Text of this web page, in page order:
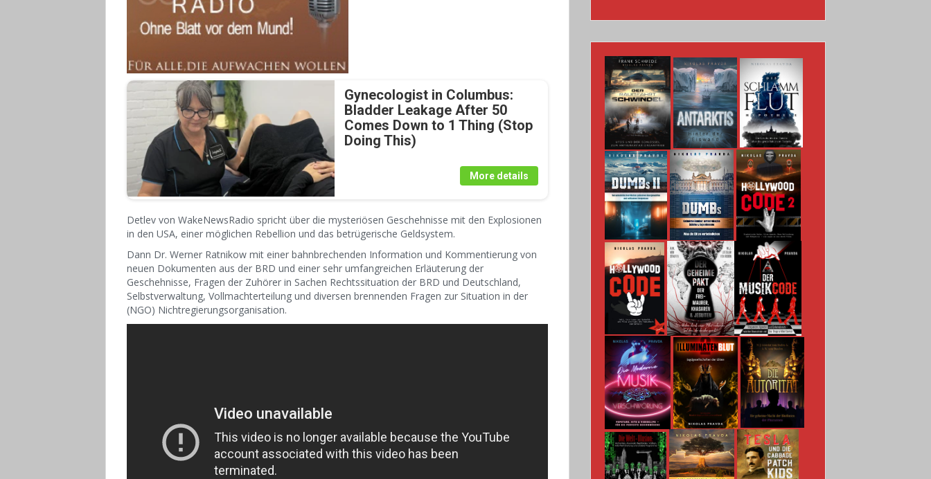
Gynecologist in Columbus:
Bladder Leakage After 50
Comes Down to 1 Thing (Stop
Doing This)
More details
Detlev von WakeNewsRadio spricht über die mysteriösen Geschehnisse mit den Explosionen
in den USA, einer möglichen Rebellion und das betrügerische Geldsystem.
Dann Dr. Werner Ratnikow mit einer bahnbrechenden Information und Kommentierung von
neuen Dokumenten aus der BRD und einer sehr umfangreichen Erläuterung der
Geschehnisse, Fragen der Zuhörer in Sachen Rechtssituation der BRD und Deutschland,
Selbstverwaltung, Vollmachterteilung und diversen brennenden Fragen zur Situation in der
(NGO) Nichtregierungsorganisation.